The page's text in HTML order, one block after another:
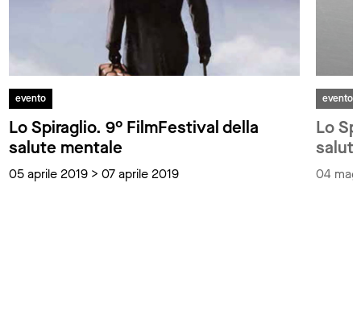
evento
Lo Spiraglio. 9° FilmFestival della
salute mentale
05 aprile 2019 > 07 aprile 2019
evento
Lo
04